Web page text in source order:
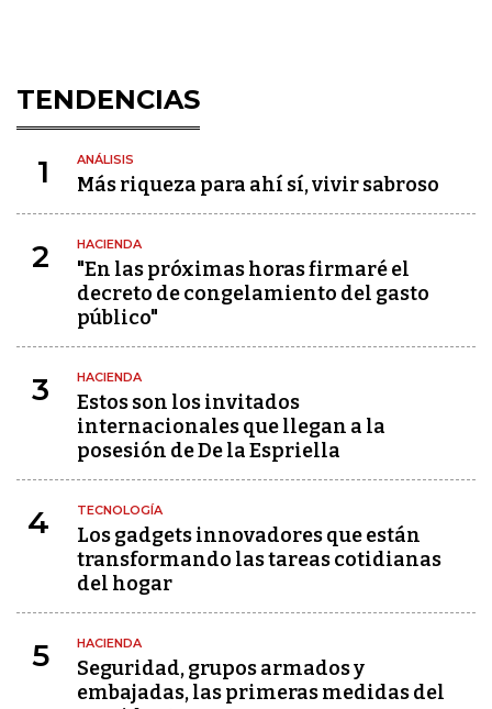
TENDENCIAS
1 ANÁLISIS
Más riqueza para ahí sí, vivir sabroso
2 HACIENDA
"En las próximas horas firmaré el
decreto de congelamiento del gasto
público"
3 HACIENDA
Estos son los invitados
internacionales que llegan a la
posesión de De la Espriella
4 TECNOLOGÍA
Los gadgets innovadores que están
transformando las tareas cotidianas
del hogar
5 HACIENDA
Seguridad, grupos armados y
embajadas, las primeras medidas del